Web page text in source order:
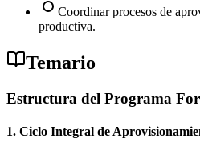
Coordinar procesos de
productiva.
Temario
Estructura del Programa
1. Ciclo Integral de